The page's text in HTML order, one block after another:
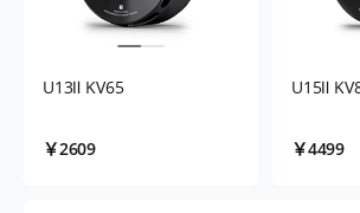
U13Ⅱ KV65
￥2609
U15Ⅱ
￥4499